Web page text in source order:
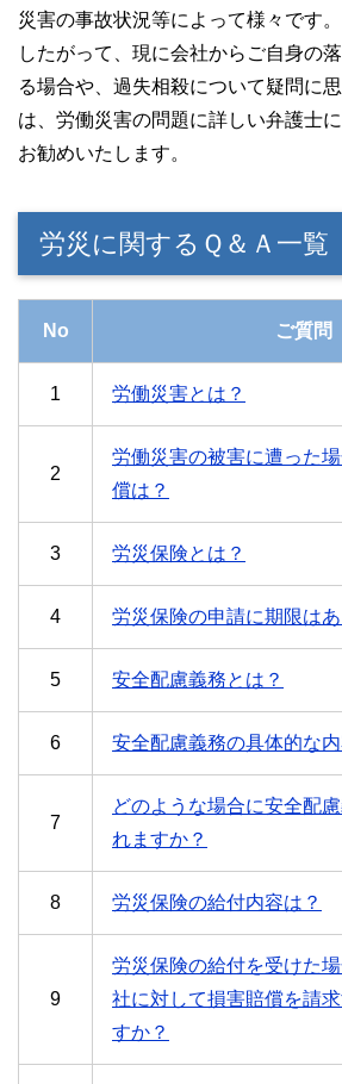
災害の事故状況等によって様々です。
したがって、現に会社からご自身の
る場合や、過失相殺について疑問に
は、労働災害の問題に詳しい弁護士
お勧めいたします。
労災に関するＱ＆Ａ一覧
No ご質問
1 労働災害とは？
2
労働災害の被害に遭った
償は？
3 労災保険とは？
4 労災保険の申請に期限は
5 安全配慮義務とは？
6 安全配慮義務の具体的な内
7
どのような場合に安全配
れますか？
8 労災保険の給付内容は？
9
労災保険の給付を受けた
社に対して損害賠償を請
すか？